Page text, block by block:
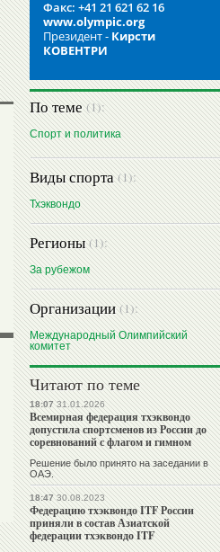
Факс: +41 21 621 62 16
www.olympic.org
Президент - Кирсти
КОВЕНТРИ
По теме(1):
Спорт и политика
Виды спорта(1):
Тхэквондо
Регионы(1):
За рубежом
Организации(1):
Международный Олимпийский
комитет
Читают по теме
18:0731.01.2026
Всемирная федерация тхэквондо
допустила спортсменов из России до
соревнований с флагом и гимном
Решение было принято на заседании в
ОАЭ.
18:4730.08.2023
Федерацию тхэквондо ITF России
приняли в состав Азиатской
федерации тхэквондо ITF